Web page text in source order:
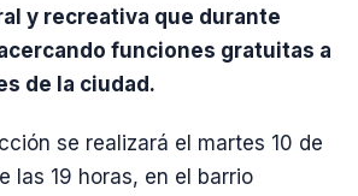
y recreativa que durante
funciones gratuitas a
de la ciudad.
se realizará el martes 10 de
las 19 horas, en el barrio